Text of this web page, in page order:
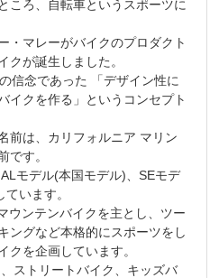
ころ、自転車というスポーツに
・マレーがバイクのプロダクト
クが誕生しました。
信念であった 「デザイン性に
イクを作る」というコンセプト
前は、カリフォルニア マリン
です。
モデル(本国モデル)、SEモデ
います。
ウンテンバイクを主とし、ツー
ングなど本格的にスポーツをし
クを企画しています。
ストリートバイク、キッズバ